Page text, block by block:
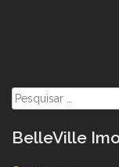
Pesquisar
por:
BelleVille